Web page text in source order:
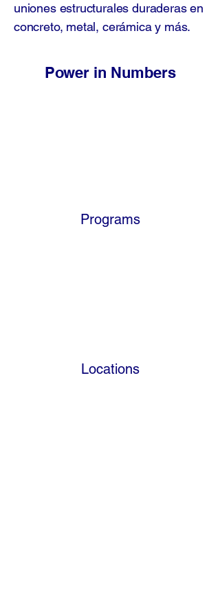
uniones estructurales duraderas en
concreto, metal, cerámica y más.
Power in Numbers
Programs
Locations